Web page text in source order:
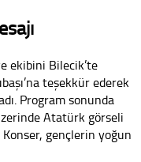
ekibini Bilecik’te
teşekkür ederek
Program sonunda
Atatürk görseli
gençlerin yoğun